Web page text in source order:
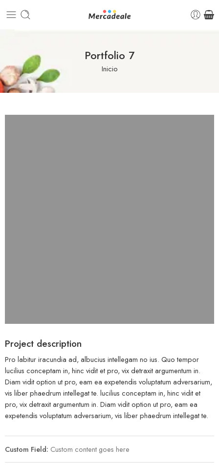
Portfolio 7
Inicio
Project description
Pro labitur iracundia ad, albucius intellegam no ius. Quo tempor
lucilius conceptam in, hinc vidit et pro, vix detraxit argumentum in.
Diam vidit option ut pro, eam ea expetendis voluptatum adversarium,
vis liber phaedrum intellegat te. lucilius conceptam in, hinc vidit et
pro, vix detraxit argumentum in. Diam vidit option ut pro, eam ea
expetendis voluptatum adversarium, vis liber phaedrum intellegat te.
Custom Field: Custom content goes here